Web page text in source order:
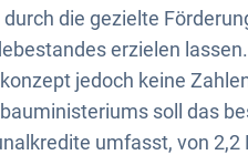
durch die gezielte
erzielen
jedoch keine
soll das
umfasst, von 2,2